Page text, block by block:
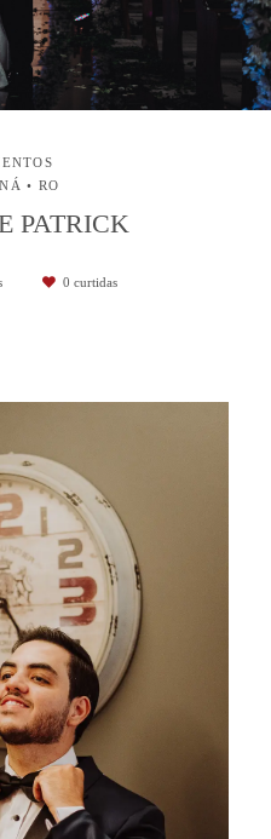
• RO
PATRICK
0 curtidas